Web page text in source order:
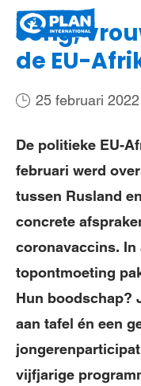
Jong,
de EU-
25 februari 2022
De politieke EU-
februari werd
tussen Rusland
concrete
coronavaccins. In
topontmoeting
Hun boodschap?
aan tafel én een
vijfjarige